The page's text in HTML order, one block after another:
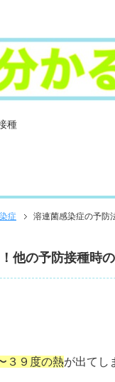
種
症 溶連菌感染症の予防
他の予防接種時
３９度の熱が出てし